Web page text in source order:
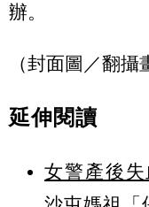
辦。
（封面圖／翻攝
延伸閱讀
女警產後